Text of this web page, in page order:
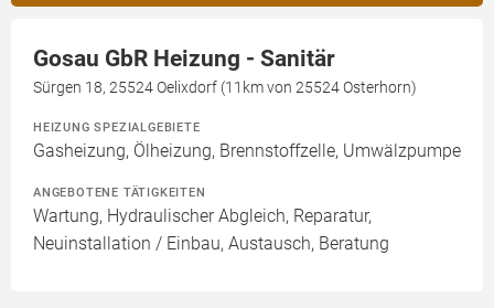
Gosau GbR Heizung - Sanitär
Sürgen 18, 25524 Oelixdorf (11km von 25524 Osterhorn)
HEIZUNG SPEZIALGEBIETE
Gasheizung, Ölheizung, Brennstoffzelle, Umwälzpumpe
ANGEBOTENE TÄTIGKEITEN
Wartung, Hydraulischer Abgleich, Reparatur,
Neuinstallation / Einbau, Austausch, Beratung